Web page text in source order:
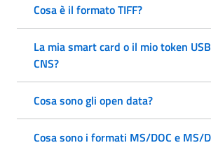
Cosa è il formato TIFF?
La mia smart card o il mio token
CNS?
Cosa sono gli open data?
Cosa sono i formati MS/DOC e MS/